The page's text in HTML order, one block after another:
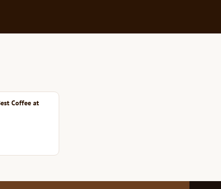
Coffee at